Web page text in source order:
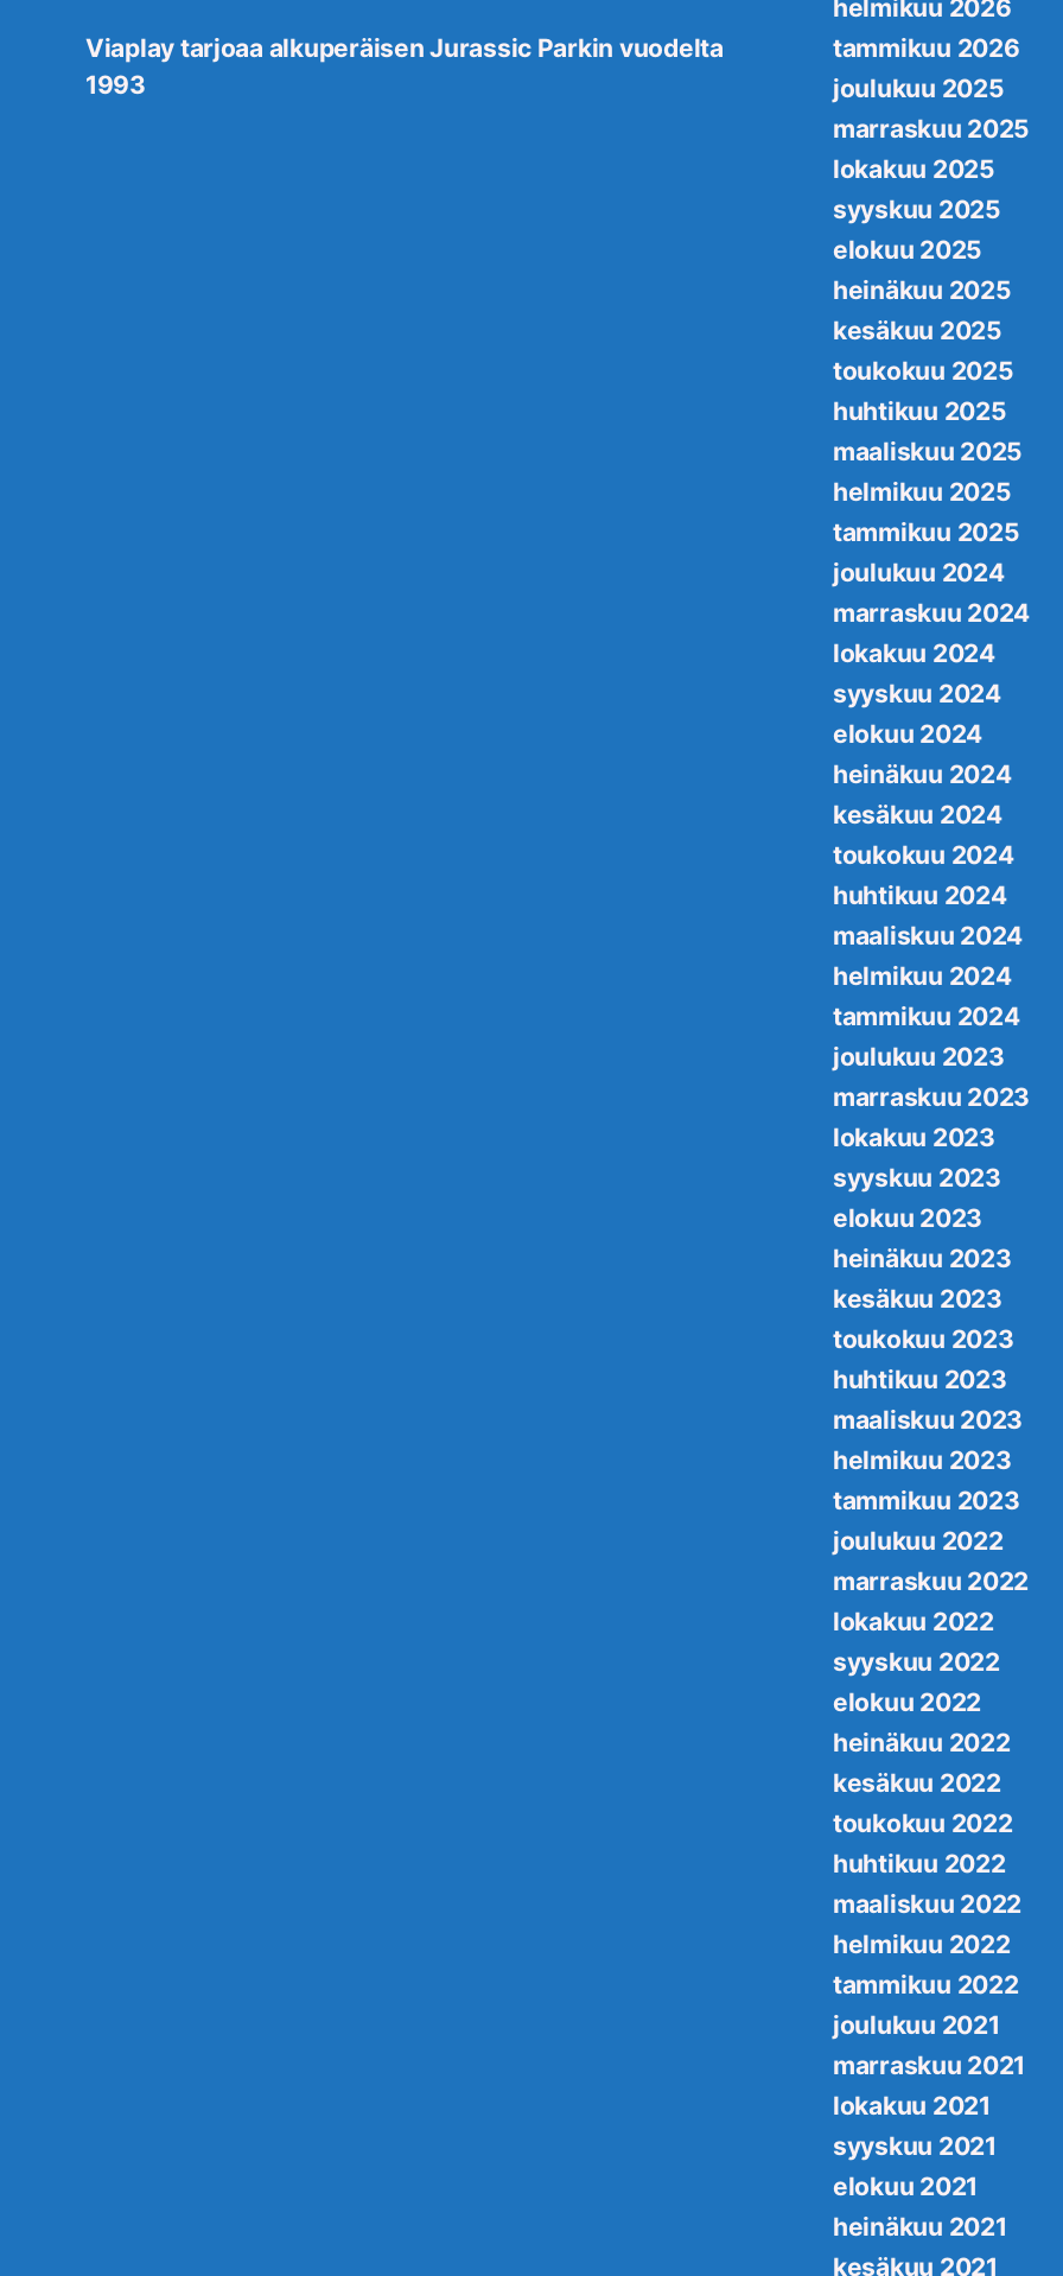
Viaplay tarjoaa alkuperäisen Jurassic Parkin vuodelta
1993
helmikuu 2026
tammikuu 2026
joulukuu 2025
marraskuu 2025
lokakuu 2025
syyskuu 2025
elokuu 2025
heinäkuu 2025
kesäkuu 2025
toukokuu 2025
huhtikuu 2025
maaliskuu 2025
helmikuu 2025
tammikuu 2025
joulukuu 2024
marraskuu 2024
lokakuu 2024
syyskuu 2024
elokuu 2024
heinäkuu 2024
kesäkuu 2024
toukokuu 2024
huhtikuu 2024
maaliskuu 2024
helmikuu 2024
tammikuu 2024
joulukuu 2023
marraskuu 2023
lokakuu 2023
syyskuu 2023
elokuu 2023
heinäkuu 2023
kesäkuu 2023
toukokuu 2023
huhtikuu 2023
maaliskuu 2023
helmikuu 2023
tammikuu 2023
joulukuu 2022
marraskuu 2022
lokakuu 2022
syyskuu 2022
elokuu 2022
heinäkuu 2022
kesäkuu 2022
toukokuu 2022
huhtikuu 2022
maaliskuu 2022
helmikuu 2022
tammikuu 2022
joulukuu 2021
marraskuu 2021
lokakuu 2021
syyskuu 2021
elokuu 2021
heinäkuu 2021
kesäkuu 2021